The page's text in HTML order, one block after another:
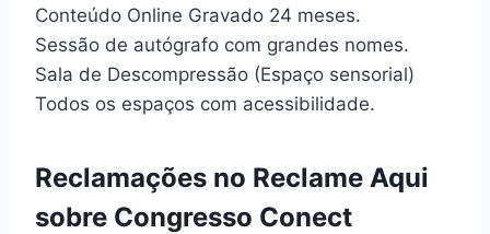
Conteúdo Online Gravado 24 meses.
Sessão de autógrafo com grandes nomes.
Sala de Descompressão (Espaço sensorial)
Todos os espaços com acessibilidade.
Reclamações no Reclame Aqui
sobre Congresso Conect